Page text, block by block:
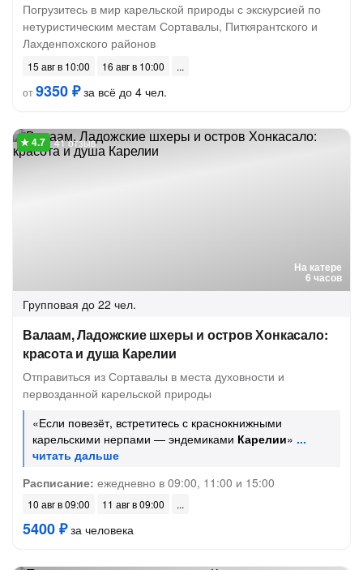
Погрузитесь в мир карельской природы с экскурсией по
нетуристическим местам Сортавалы, Питкярантского и
Лахденпохского районов
15 авг в 10:00
16 авг в 10:00
от9350 ₽за всё до 4 чел.
На катере
6 часов
41 отзыв
Групповая до 22 чел.
Валаам, Ладожские шхеры и остров Хонкасало:
красота и душа Карелии
Отправиться из Сортавалы в места духовности и
первозданной карельской природы
«Если повезёт, встретитесь с краснокнижными
карельскими нерпами — эндемиками Карелии»
Расписание: ежедневно в 09:00, 11:00 и 15:00
10 авг в 09:00 11 авг в 09:00
5400 ₽за человека